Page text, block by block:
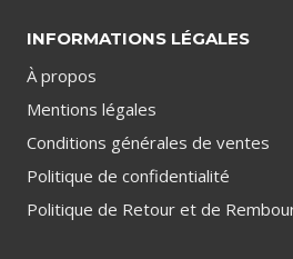
INFORMATIONS LÉGALES
À propos
Mentions légales
Conditions générales de ventes
Politique de confidentialité
Politique de Retour et de